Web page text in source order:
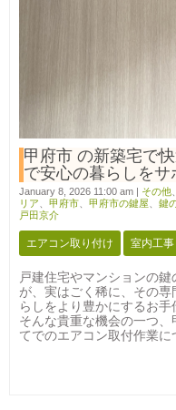
甲府市 の新築宅で
で安心の暮らしをサ
January 8, 2026 11:00 am | その他
リア
甲府市 甲府市の鍵屋 鍵
戸田京介
エアコン取り付け 室内工事
戸建住宅やマンションの
が、実はごく稀に、その
らしをより豊かにするお手
そんな貴重な機会の一つ
てでのエアコン取付作業に